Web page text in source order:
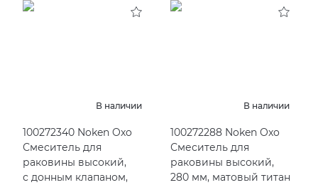
В наличии
100272340 Noken Oxo
Смеситель для
раковины высокий,
с донным клапаном,
В наличии
100272288 Noken Oxo
Смеситель для
раковины высокий,
280 мм, матовый титан